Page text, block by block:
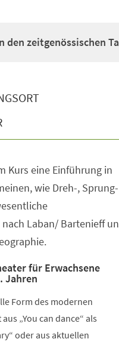
den zeitgenössischen
Kurs eine Einführung in
wie Dreh-, Sprung-
Laban/ Bartenieff
für Erwachsene
Jahren
Form des modernen
„You can dance“ als
oder aus aktuellen